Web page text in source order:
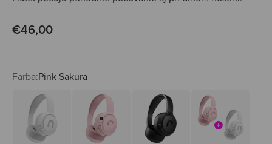
Predajná cena
€46,00
Farba:Pink Sakura
White Mist Pink Sakura Black Onyx Sakura +